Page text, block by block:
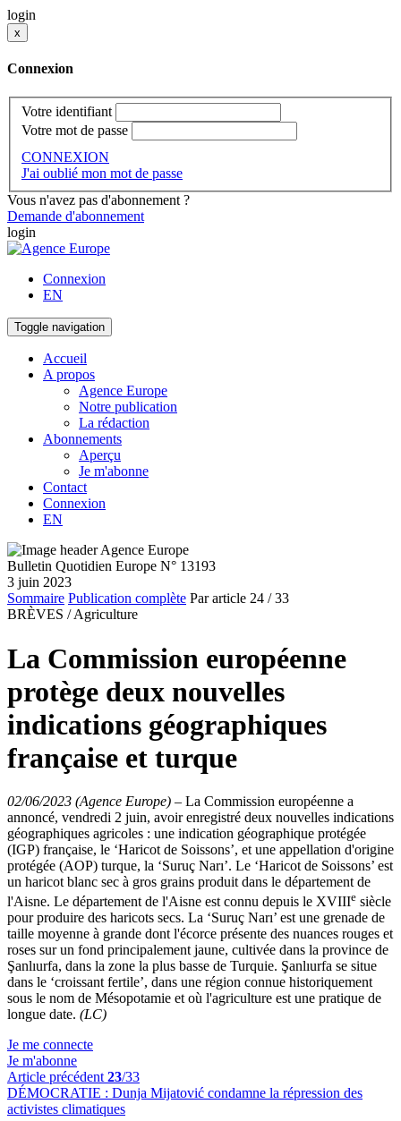
login
x
Connexion
Votre identifiant
Votre mot de passe
CONNEXION
J'ai oublié mon mot de passe
Vous n'avez pas d'abonnement ?
Demande d'abonnement
login
Connexion
EN
Toggle navigation
Accueil
A propos
Agence Europe
Notre publication
La rédaction
Abonnements
Aperçu
Je m'abonne
Contact
Connexion
EN
Bulletin Quotidien Europe N° 13193
3 juin 2023
Sommaire Publication complète Par article 24 / 33
BRÈVES / Agriculture
La Commission européenne
protège deux nouvelles
indications géographiques
française et turque
02/06/2023 (Agence Europe) – La Commission européenne a
annoncé, vendredi 2 juin, avoir enregistré deux nouvelles indications
géographiques agricoles : une indication géographique protégée
(IGP) française, le ‘Haricot de Soissons’, et une appellation d'origine
protégée (AOP) turque, la ‘Suruç Narı’. Le ‘Haricot de Soissons’ est
un haricot blanc sec à gros grains produit dans le département de
l'Aisne. Le département de l'Aisne est connu depuis le XVIIIe siècle
pour produire des haricots secs. La ‘Suruç Narı’ est une grenade de
taille moyenne à grande dont l'écorce présente des nuances rouges et
roses sur un fond principalement jaune, cultivée dans la province de
Şanlıurfa, dans la zone la plus basse de Turquie. Şanlıurfa se situe
dans le ‘croissant fertile’, dans une région connue historiquement
sous le nom de Mésopotamie et où l'agriculture est une pratique de
longue date. (LC)
Je me connecte
Je m'abonne
Article précédent 23/33
DÉMOCRATIE : Dunja Mijatović condamne la répression des
activistes climatiques